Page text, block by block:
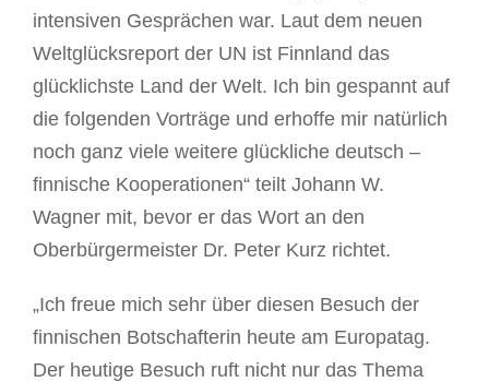
intensiven Gesprächen war. Laut dem neuen
Weltglücksreport der UN ist Finnland das
glücklichste Land der Welt. Ich bin gespannt auf
die folgenden Vorträge und erhoffe mir natürlich
noch ganz viele weitere glückliche deutsch –
finnische Kooperationen“ teilt Johann W.
Wagner mit, bevor er das Wort an den
Oberbürgermeister Dr. Peter Kurz richtet.
„Ich freue mich sehr über diesen Besuch der
finnischen Botschafterin heute am Europatag.
Der heutige Besuch ruft nicht nur das Thema